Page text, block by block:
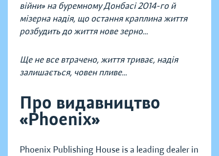
війни» на буремному Донбасі 2014-го й
мізерна надія, що остання краплина життя
розбудить до життя нове зерно…
Ще не все втрачено, життя триває, надія
залишається, човен пливе…
Про видавництво
«Phoenix»
Phoenix Publishing House is a leading dealer in